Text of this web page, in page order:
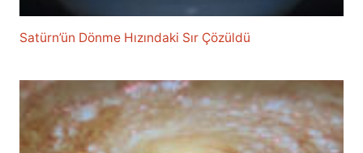
Satürn’ün Dönme Hızındaki Sır Çözüldü